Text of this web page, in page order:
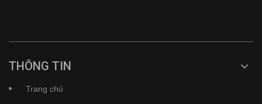
THÔNG TIN
Trang chủ